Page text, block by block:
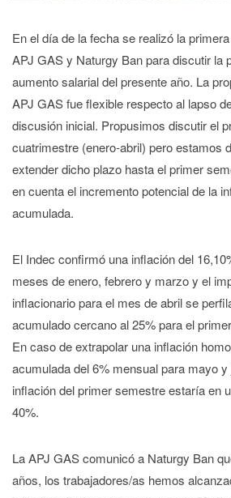
En el día de la fecha se realizó la
APJ GAS y Naturgy Ban para discutir la
aumento salarial del presente año. La
APJ GAS fue flexible respecto al lapso
discusión inicial. Propusimos discutir el
cuatrimestre (enero-abril) pero estamos
extender dicho plazo hasta el primer
en cuenta el incremento potencial de la
acumulada.
El Indec confirmó una inflación del
meses de enero, febrero y marzo y el
inflacionario para el mes de abril se
acumulado cercano al 25% para el
En caso de extrapolar una inflación
acumulada del 6% mensual para mayo y
inflación del primer semestre estaría en
40%.
La APJ GAS comunicó a Naturgy Ban
años, los trabajadores/as hemos